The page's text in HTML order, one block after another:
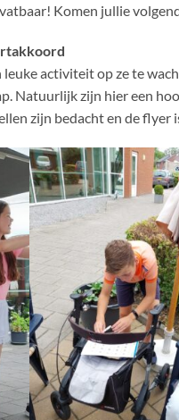
Komen jullie
activiteit op ze te
Natuurlijk zijn hier een
zijn bedacht en de flyer